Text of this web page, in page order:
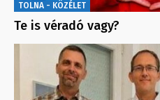
TOLNA - KÖZÉLET
Te is véradó vagy?